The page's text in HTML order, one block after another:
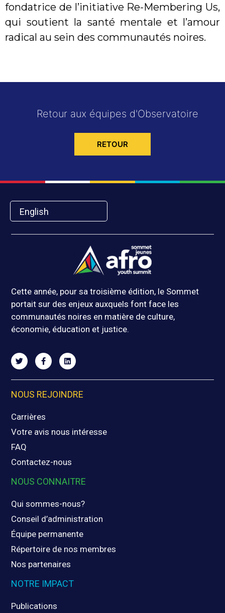
fondatrice de l’initiative Re-Membering Us,
qui soutient la santé mentale et l’amour
radical au sein des communautés noires.
Retour aux équipes d'Observatoire
RETOUR
English
Cette année, pour sa troisième édition, le Sommet
portait sur des enjeux auxquels font face les
communautés noires en matière de culture,
économie, éducation et justice.
NOUS REJOINDRE
Carrières
Votre avis nous intéresse
FAQ
Contactez-nous
NOUS CONNAITRE
Qui sommes-nous?
Conseil d’administration
Équipe permanente
Répertoire de nos membres
Nos partenaires
NOTRE IMPACT
Publications